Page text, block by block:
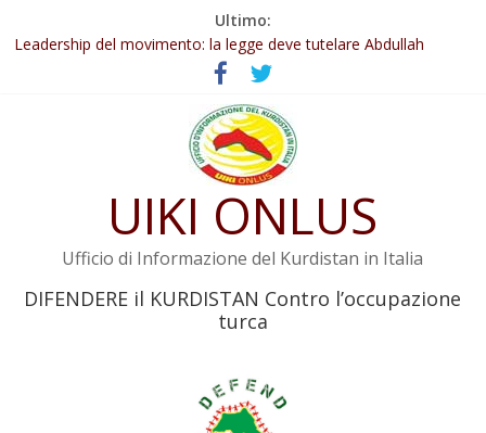
Ultimo:
Abdullah Öcalan: Le legge negativa deve essere trasformata in
legge positiva
Leadership del movimento: la legge deve tutelare Abdullah
Commissione donne del KNK: Şengal è di nuovo sotto minaccia
Non tenere conto della situazione di Rêber Apo ostacolerebbe
Il KNK chiede un’azione internazionale contro i crimini di guerra
UIKI ONLUS
Ufficio di Informazione del Kurdistan in Italia
DIFENDERE il KURDISTAN Contro l’occupazione
turca